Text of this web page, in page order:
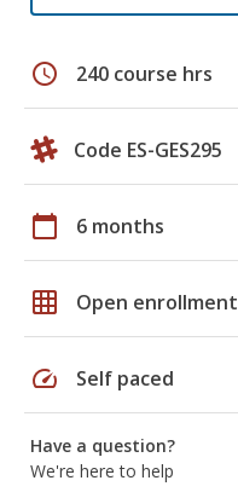
schedule 240 course hrs
Code ES-GES295
calendar_today 6 months
grid_on Open enrollment
speed Self paced
Have a question?
We're here to help